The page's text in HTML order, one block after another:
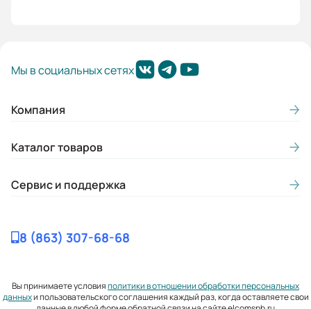
Мы в социальных сетях
Компания
Каталог товаров
Сервис и поддержка
8 (863) 307-68-68
Вы принимаете условияполитики в отношении обработки персональных
данныхи пользовательского соглашения каждый раз, когда оставляете свои